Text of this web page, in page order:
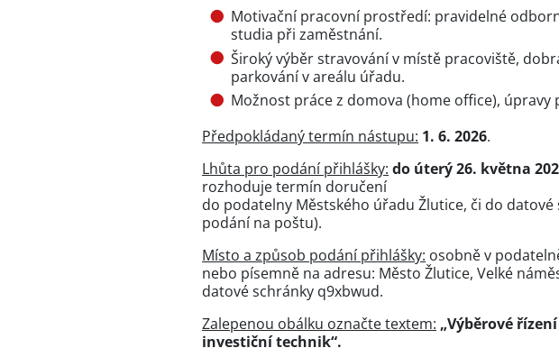
Motivační pracovní prostředí: pravidelné
studia při zaměstnání.
Široký výběr stravování v místě pracoviště,
parkování v areálu úřadu.
Možnost práce z domova (home office), úpravy
Předpokládaný termín nástupu: 1. 6. 2026.
Lhůta pro podání přihlášky: do úterý 26. května
rozhoduje termín doručení
do podatelny Městského úřadu Žlutice, či do
podání na poštu).
Místo a způsob podání přihlášky: osobně v
nebo písemně na adresu: Město Žlutice, Velké
datové schránky q9xbwud.
Zalepenou obálku označte textem: „Výběrové
investiční technik“.